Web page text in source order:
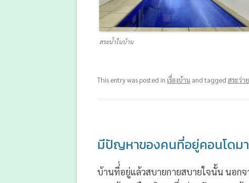
สระน้ำในบ้าน
This entry was posted in เรื่องบ้าน and tagged สระว่า
มีปัญหาของคนที่อยู่คอนโดม
บ้านที่่อยู่แล้วสบายกายสบายใจนั้น นอก